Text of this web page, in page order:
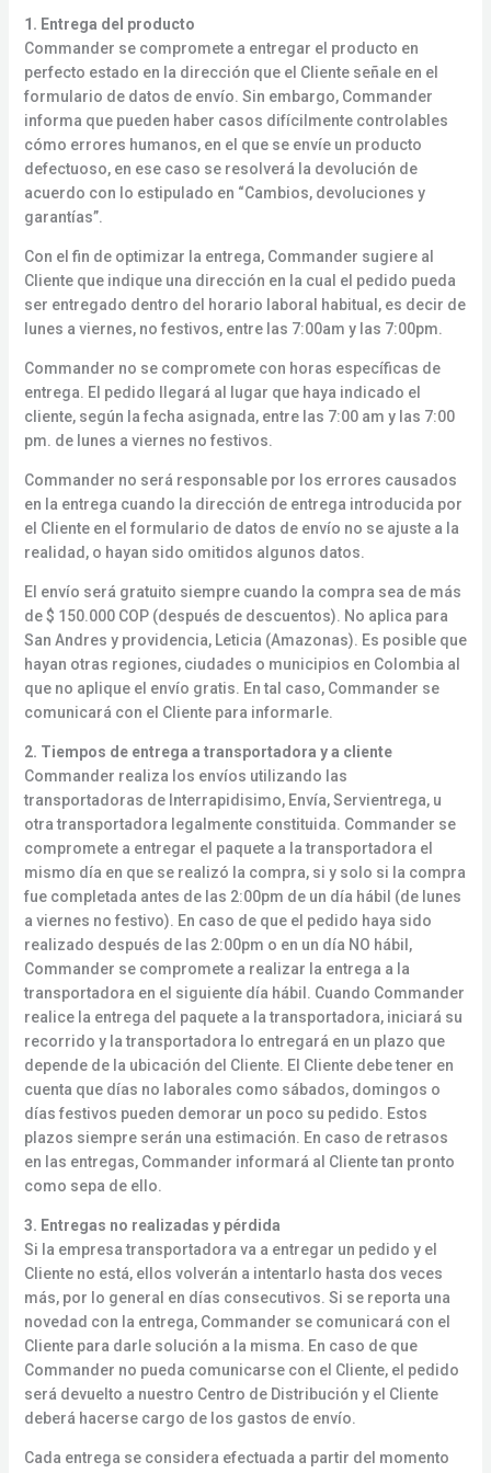
1. Entrega del producto
Commander se compromete a entregar el producto en
perfecto estado en la dirección que el Cliente señale en el
formulario de datos de envío. Sin embargo, Commander
informa que pueden haber casos difícilmente controlables
cómo errores humanos, en el que se envíe un producto
defectuoso, en ese caso se resolverá la devolución de
acuerdo con lo estipulado en “Cambios, devoluciones y
garantías”.
Con el fin de optimizar la entrega, Commander sugiere al
Cliente que indique una dirección en la cual el pedido pueda
ser entregado dentro del horario laboral habitual, es decir de
lunes a viernes, no festivos, entre las 7:00am y las 7:00pm.
Commander no se compromete con horas específicas de
entrega. El pedido llegará al lugar que haya indicado el
cliente, según la fecha asignada, entre las 7:00 am y las 7:00
pm. de lunes a viernes no festivos.
Commander no será responsable por los errores causados
en la entrega cuando la dirección de entrega introducida por
el Cliente en el formulario de datos de envío no se ajuste a la
realidad, o hayan sido omitidos algunos datos.
El envío será gratuito siempre cuando la compra sea de más
de $ 150.000 COP (después de descuentos). No aplica para
San Andres y providencia, Leticia (Amazonas). Es posible que
hayan otras regiones, ciudades o municipios en Colombia al
que no aplique el envío gratis. En tal caso, Commander se
comunicará con el Cliente para informarle.
2. Tiempos de entrega a transportadora y a cliente
Commander realiza los envíos utilizando las
transportadoras de Interrapidisimo, Envía, Servientrega, u
otra transportadora legalmente constituida. Commander se
compromete a entregar el paquete a la transportadora el
mismo día en que se realizó la compra, si y solo si la compra
fue completada antes de las 2:00pm de un día hábil (de lunes
a viernes no festivo). En caso de que el pedido haya sido
realizado después de las 2:00pm o en un día NO hábil,
Commander se compromete a realizar la entrega a la
transportadora en el siguiente día hábil. Cuando Commander
realice la entrega del paquete a la transportadora, iniciará su
recorrido y la transportadora lo entregará en un plazo que
depende de la ubicación del Cliente. El Cliente debe tener en
cuenta que días no laborales como sábados, domingos o
días festivos pueden demorar un poco su pedido. Estos
plazos siempre serán una estimación. En caso de retrasos
en las entregas, Commander informará al Cliente tan pronto
como sepa de ello.
3. Entregas no realizadas y pérdida
Si la empresa transportadora va a entregar un pedido y el
Cliente no está, ellos volverán a intentarlo hasta dos veces
más, por lo general en días consecutivos. Si se reporta una
novedad con la entrega, Commander se comunicará con el
Cliente para darle solución a la misma. En caso de que
Commander no pueda comunicarse con el Cliente, el pedido
será devuelto a nuestro Centro de Distribución y el Cliente
deberá hacerse cargo de los gastos de envío.
Cada entrega se considera efectuada a partir del momento